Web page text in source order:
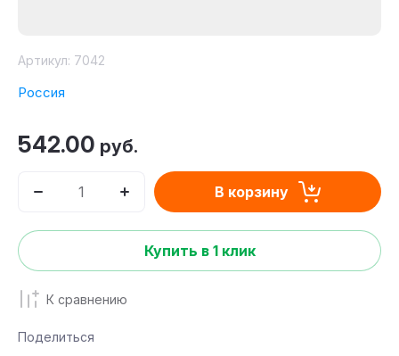
Артикул: 7042
Россия
542.00 руб.
В корзину
Купить в 1 клик
К сравнению
Поделиться